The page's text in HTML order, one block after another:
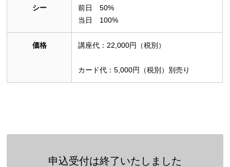
シー
前日 50%
当日 100%
価格 講座代：22,000円（税別）
カード代：5,000円（税別）別売り
申込受付は終了いたしました